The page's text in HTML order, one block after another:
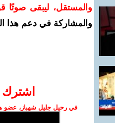
والمستقل، ليبقى صوتًا
والمشاركة في دعم هذا
اشترك
في رحيل جليل شهباز، عضو